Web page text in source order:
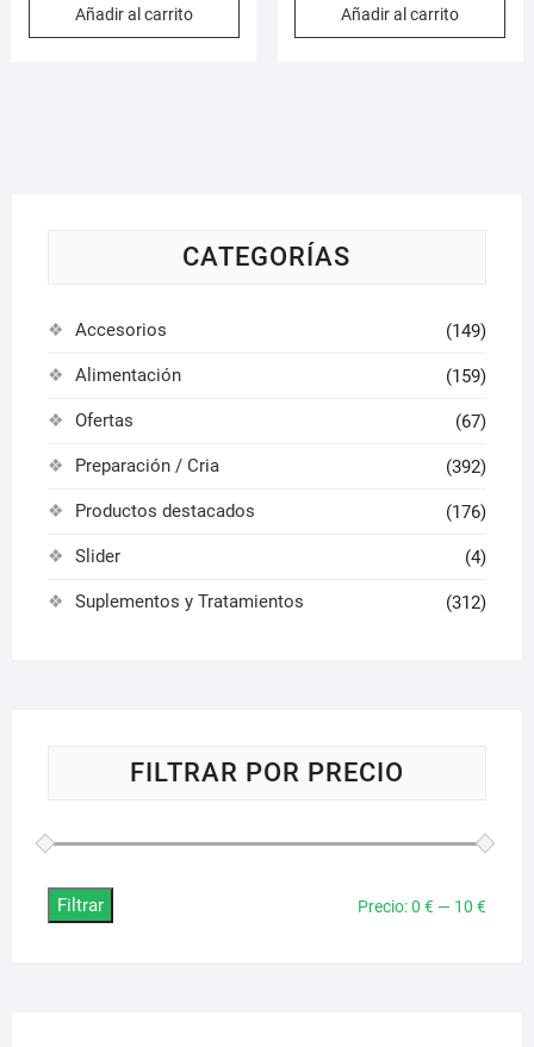
original
era:
actual
es:
Añadir al carrito
original
era:
actual
es:
Añadir al carrito
CATEGORÍAS
Accesorios (149)
Alimentación (159)
Ofertas (67)
Preparación / Cria (392)
Productos destacados (176)
Slider (4)
Suplementos y Tratamientos (312)
FILTRAR POR PRECIO
Precio
Precio
Filtrar Precio:0 € — 10 €